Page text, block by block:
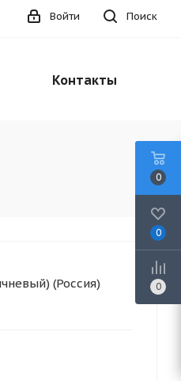
Поиск
Войти
Контакты
(Россия)
0
0
0